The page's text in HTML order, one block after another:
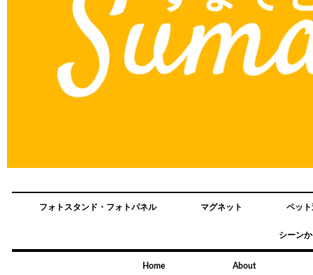
フォトスタンド・フォトパネル マグネット ペッ
シーン
Home
About